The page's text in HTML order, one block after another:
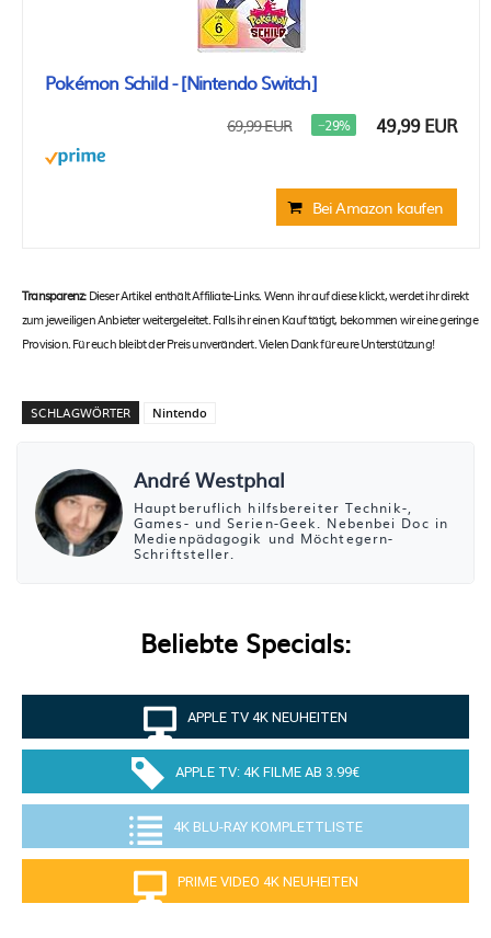
Pokémon Schild - [Nintendo Switch]
69,99 EUR −29% 49,99 EUR
Bei Amazon kaufen
Transparenz:Dieser Artikel enthält Affiliate-Links. Wenn ihr auf diese klickt, werdet ihr direkt
zum jeweiligen Anbieter weitergeleitet. Falls ihr einen Kauf tätigt, bekommen wir eine geringe
Provision. Für euch bleibt der Preis unverändert. Vielen Dank für eure Unterstützung!
SCHLAGWÖRTER Nintendo
André Westphal
Hauptberuflich hilfsbereiter Technik-,
Games- und Serien-Geek. Nebenbei Doc in
Medienpädagogik und Möchtegern-
Schriftsteller.
Beliebte Specials:
APPLE TV 4K NEUHEITEN
APPLE TV: 4K FILME AB 3.99€
4K BLU-RAY KOMPLETTLISTE
PRIME VIDEO 4K NEUHEITEN